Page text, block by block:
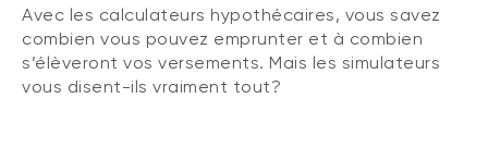
Avec les calculateurs hypothécaires, vous savez
combien vous pouvez emprunter et à combien
s’élèveront vos versements. Mais les simulateurs
vous disent-ils vraiment tout?